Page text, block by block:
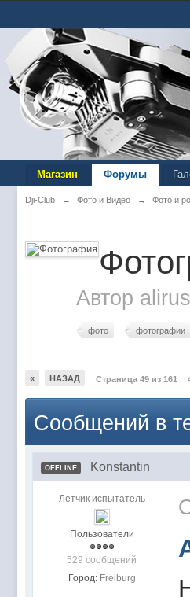
Магазин Форумы
Dji-Club → Фото и Видео → Фото и
Автор alirus
фото фотографии
« НАЗАД Страница 49 из 161
Сообщений в
OFFLINE Konstantin
Летчик испытатель
Пользователи
529 сообщений
Город: Freiburg